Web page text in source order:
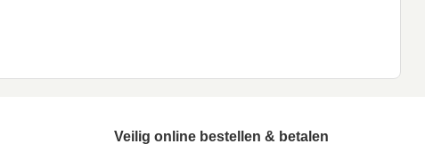
Veilig online bestellen & betalen